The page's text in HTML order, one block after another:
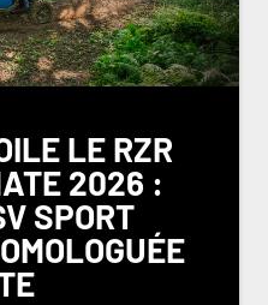
LE RZR
2026 :
SPORT